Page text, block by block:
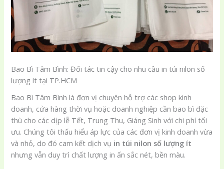
Bao Bì Tâm Bình: Đối tác tin cậy cho nhu cầu in túi nilon số
lượng ít tại TP.HCM
Bao Bì Tâm Bình là đơn vị chuyên hỗ trợ các shop kinh
doanh, cửa hàng thời vụ hoặc doanh nghiệp cần bao bì đặc
thù cho các dịp lễ Tết, Trung Thu, Giáng Sinh với chi phí tối
ưu. Chúng tôi thấu hiểu áp lực của các đơn vị kinh doanh vừa
và nhỏ, do đó cam kết dịch vụ in túi nilon số lượng ít
nhưng vẫn duy trì chất lượng in ấn sắc nét, bền màu.